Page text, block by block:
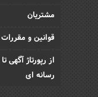
مشتریان
قوانین و مقررات
از رپورتاژ آگهی
رسانه ای